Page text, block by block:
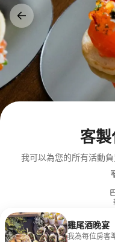
略
過
以
前
往
內
客
我可以為您的所有活動
雞尾酒晚宴
我為每位房客